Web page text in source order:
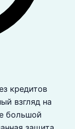
кредитов
взгляд на
большой